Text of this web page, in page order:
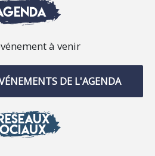
à venir
DE L'AGENDA